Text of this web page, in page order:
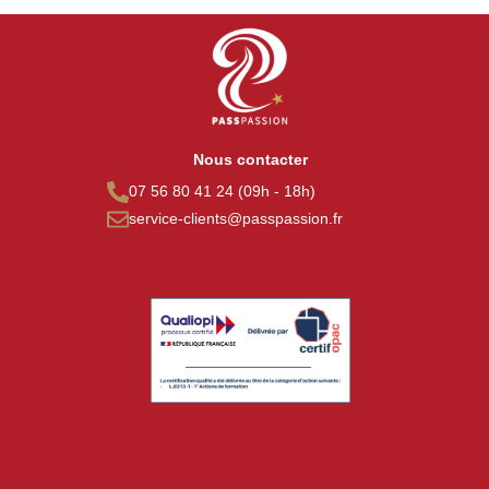
Nous contacter
07 56 80 41 24 (09h - 18h)
service-clients@passpassion.fr